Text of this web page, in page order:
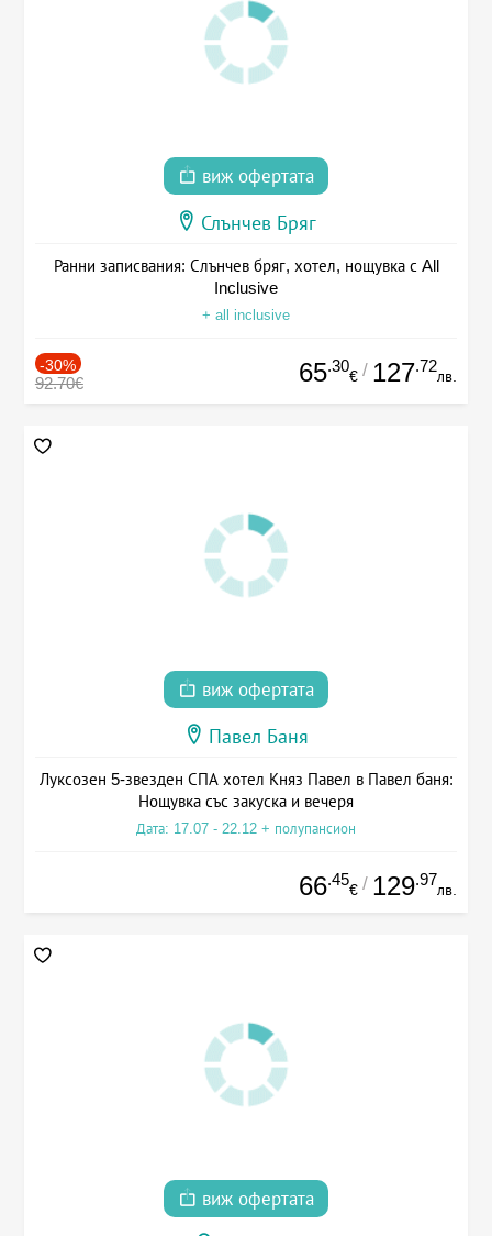
виж офертата
Слънчев Бряг
Ранни записвания: Слънчев бряг, хотел, нощувка с All
Inclusive
+ all inclusive
-30%
92.70€ 65.30
€ / 127.72
лв.
виж офертата
Павел Баня
Луксозен 5-звезден СПА хотел Княз Павел в Павел баня:
Нощувка със закуска и вечеря
Дата: 17.07 - 22.12 + полупансион
66.45
€ / 129.97
лв.
виж офертата